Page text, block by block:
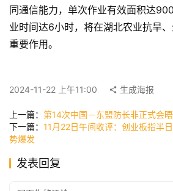
首
页
快
讯
公
司
同通信能力，单次作业有效面积达
业时间达6小时，将在湖北农业抗旱
重要作用。
2024-11-22 上午11:00 生成海报
上一篇： 第14次中国－东盟防长非正式会
下一篇： 11月22日午间收评：创业板指半
势爆发
发表回复